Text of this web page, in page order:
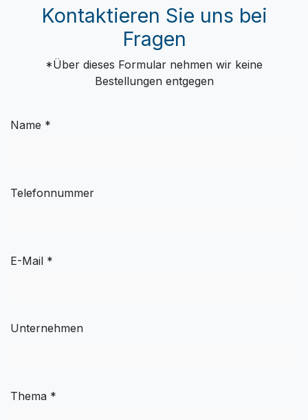
Kontaktieren Sie uns bei
Fragen
*Über dieses Formular nehmen wir keine
Bestellungen entgegen
Name *
Telefonnummer
E-Mail *
Unternehmen
Thema *